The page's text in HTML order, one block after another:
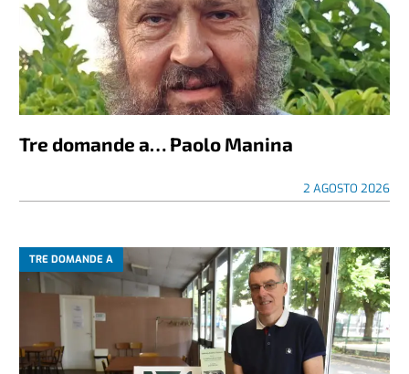
Tre domande a… Paolo Manina
2 AGOSTO 2026
TRE DOMANDE A